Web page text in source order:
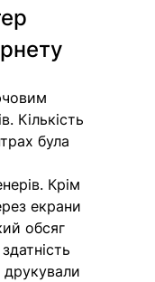
Кількість
була
Крім
екрани
обсяг
друкували